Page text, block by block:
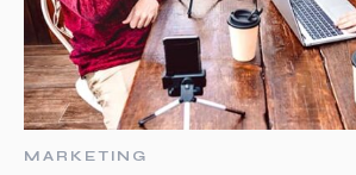
MARKETING